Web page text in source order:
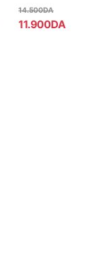
11.900DA
14.500DA